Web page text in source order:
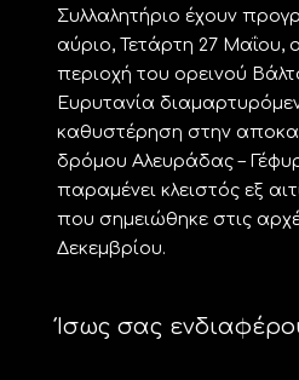
Συλλαλητήριο έχουν
αύριο, Τετάρτη 27 Μαΐου,
περιοχή του ορεινού
Ευρυτανία
καθυστέρηση στην
δρόμου Αλευράδας –
παραμένει κλειστός εξ
που σημειώθηκε στις
Δεκεμβρίου.
Ίσως σας